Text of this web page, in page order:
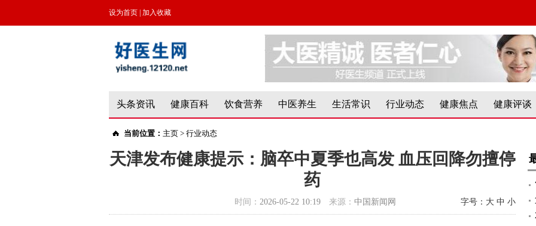
设为首页 加入收藏
头条资讯 健康百科 饮食营养 中医养生 生活常识 行业动态 健康焦点 健康评谈
当前位置： 主页 > 行业动态
天津发布健康提示：脑卒中夏季也高发 血压回降勿擅停
药
时间： 2026-05-22 10:19 来源： 中国新闻网 字号： 大 中 小